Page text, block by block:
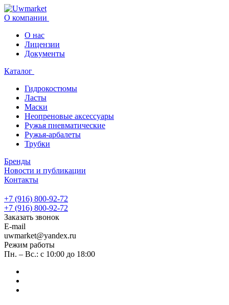
О компании
О нас
Лицензии
Документы
Каталог
Гидрокостюмы
Ласты
Маски
Неопреновые аксессуары
Ружья пневматические
Ружья-арбалеты
Трубки
Бренды
Новости и публикации
Контакты
+7 (916) 800-92-72
+7 (916) 800-92-72
Заказать звонок
E-mail
uwmarket@yandex.ru
Режим работы
Пн. – Вс.: с 10:00 до 18:00